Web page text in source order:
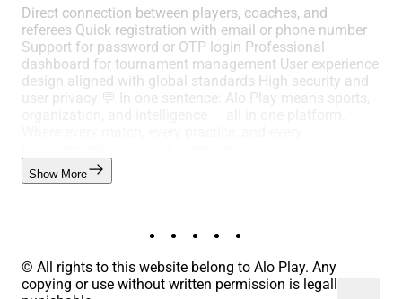
Direct connection between players, coaches, and
referees Quick registration with email or phone number
Support for password or OTP login Professional
dashboard for tournament management User experience
design aligned with global standards High security and
user privacy 💬 In one sentence: Alo Play means sports,
Show More
© All rights to this website belong to Alo Play. Any
copying or use without written permission is legally